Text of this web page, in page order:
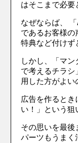
はそこまで必要
なぜならば、
であるお客様の
特典など付けず
しかし、「マ
で考えるチラシ
用した方がよい
広告を作るとき
い！」という狙
その思いを最後
パーツもうまく